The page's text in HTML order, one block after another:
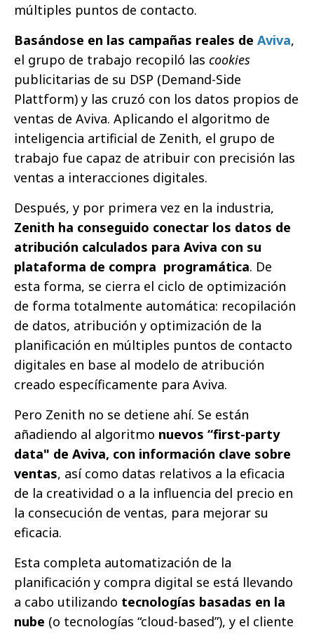
múltiples puntos de contacto.
Basándose en las campañas reales de Aviva,
el grupo de trabajo recopiló las cookies
publicitarias de su DSP (Demand-Side
Plattform) y las cruzó con los datos propios de
ventas de Aviva. Aplicando el algoritmo de
inteligencia artificial de Zenith, el grupo de
trabajo fue capaz de atribuir con precisión las
ventas a interacciones digitales.
Después, y por primera vez en la industria,
Zenith ha conseguido conectar los datos de
atribución calculados para Aviva con su
plataforma de compra programática. De
esta forma, se cierra el ciclo de optimización
de forma totalmente automática: recopilación
de datos, atribución y optimización de la
planificación en múltiples puntos de contacto
digitales en base al modelo de atribución
creado específicamente para Aviva.
Pero Zenith no se detiene ahí. Se están
añadiendo al algoritmo nuevos “first-party
data" de Aviva, con información clave sobre
ventas, así como datas relativos a la eficacia
de la creatividad o a la influencia del precio en
la consecución de ventas, para mejorar su
eficacia.
Esta completa automatización de la
planificación y compra digital se está llevando
a cabo utilizando tecnologías basadas en la
nube (o tecnologías “cloud-based”), y el cliente